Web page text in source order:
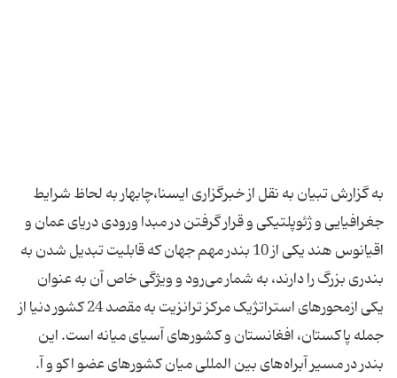
به گزارش تبیان به نقل از خبرگزاری ایسنا،چابھار به لحاظ شرایط
جغرافیایی و ژئوپلتیکی و قرار گرفتن در مبدا ورودی دریای عمان و
اقیانوس ھند یکی از 10 بندر مھم جھان که قابلیت تبدیل شدن به
بندری بزرگ را دارند، به شمار می‌رود و ویژگی خاص آن به عنوان
یکی ازمحورھای استراتژیک مرکز ترانزیت به مقصد 24 کشور دنیا از
جمله پاکستان، افغانستان و کشورھای آسیای میانه است. این
بندر در مسیر آبراه‌ھای بین المللی میان کشورھای عضو اکو و آ.